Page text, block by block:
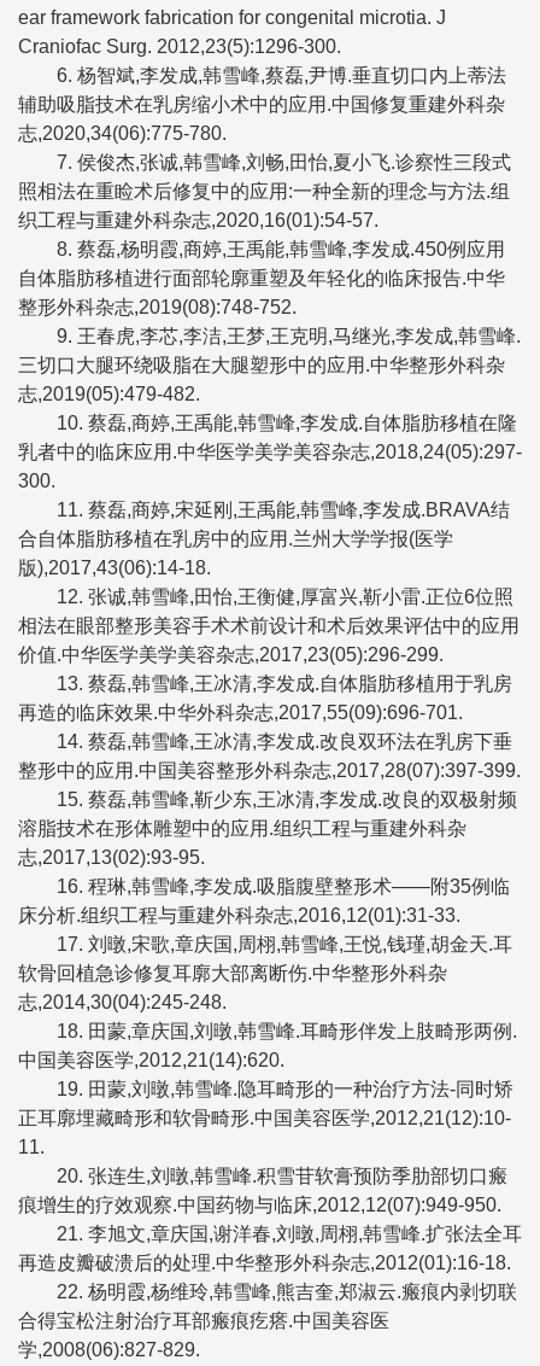
ear framework fabrication for congenital microtia. J
Craniofac Surg. 2012,23(5):1296-300.
6. 杨智斌,李发成,韩雪峰,蔡磊,尹博.垂直切口内上蒂法
辅助吸脂技术在乳房缩小术中的应用.中国修复重建外科杂
志,2020,34(06):775-780.
7. 侯俊杰,张诚,韩雪峰,刘畅,田怡,夏小飞.诊察性三段式
照相法在重睑术后修复中的应用:一种全新的理念与方法.组
织工程与重建外科杂志,2020,16(01):54-57.
8. 蔡磊,杨明霞,商婷,王禹能,韩雪峰,李发成.450例应用
自体脂肪移植进行面部轮廓重塑及年轻化的临床报告.中华
整形外科杂志,2019(08):748-752.
9. 王春虎,李芯,李洁,王梦,王克明,马继光,李发成,韩雪峰.
三切口大腿环绕吸脂在大腿塑形中的应用.中华整形外科杂
志,2019(05):479-482.
10. 蔡磊,商婷,王禹能,韩雪峰,李发成.自体脂肪移植在隆
乳者中的临床应用.中华医学美学美容杂志,2018,24(05):297-
300.
11. 蔡磊,商婷,宋延刚,王禹能,韩雪峰,李发成.BRAVA结
合自体脂肪移植在乳房中的应用.兰州大学学报(医学
版),2017,43(06):14-18.
12. 张诚,韩雪峰,田怡,王衡健,厚富兴,靳小雷.正位6位照
相法在眼部整形美容手术术前设计和术后效果评估中的应用
价值.中华医学美学美容杂志,2017,23(05):296-299.
13. 蔡磊,韩雪峰,王冰清,李发成.自体脂肪移植用于乳房
再造的临床效果.中华外科杂志,2017,55(09):696-701.
14. 蔡磊,韩雪峰,王冰清,李发成.改良双环法在乳房下垂
整形中的应用.中国美容整形外科杂志,2017,28(07):397-399.
15. 蔡磊,韩雪峰,靳少东,王冰清,李发成.改良的双极射频
溶脂技术在形体雕塑中的应用.组织工程与重建外科杂
志,2017,13(02):93-95.
16. 程琳,韩雪峰,李发成.吸脂腹壁整形术——附35例临
床分析.组织工程与重建外科杂志,2016,12(01):31-33.
17. 刘暾,宋歌,章庆国,周栩,韩雪峰,王悦,钱瑾,胡金天.耳
软骨回植急诊修复耳廓大部离断伤.中华整形外科杂
志,2014,30(04):245-248.
18. 田蒙,章庆国,刘暾,韩雪峰.耳畸形伴发上肢畸形两例.
中国美容医学,2012,21(14):620.
19. 田蒙,刘暾,韩雪峰.隐耳畸形的一种治疗方法-同时矫
正耳廓埋藏畸形和软骨畸形.中国美容医学,2012,21(12):10-
11.
20. 张连生,刘暾,韩雪峰.积雪苷软膏预防季肋部切口瘢
痕增生的疗效观察.中国药物与临床,2012,12(07):949-950.
21. 李旭文,章庆国,谢洋春,刘暾,周栩,韩雪峰.扩张法全耳
再造皮瓣破溃后的处理.中华整形外科杂志,2012(01):16-18.
22. 杨明霞,杨维玲,韩雪峰,熊吉奎,郑淑云.瘢痕内剥切联
合得宝松注射治疗耳部瘢痕疙瘩.中国美容医
学,2008(06):827-829.